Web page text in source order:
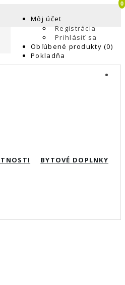
Môj účet
Registrácia
Prihlásiť sa
Obľúbené produkty (0)
Pokladňa
0
BYTOVÉ DOPLNKY